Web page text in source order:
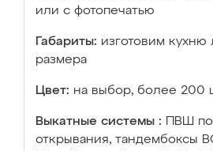
или с фотопечатью
Габариты: изготовим кухню
размера
Цвет: на выбор, более 200
Выкатные системы :
ПВШ
открывания, тандембоксы